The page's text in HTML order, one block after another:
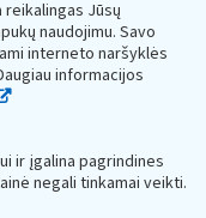
Jūsų
naudojimu. Savo
interneto naršyklės
informacijos
ir įgalina pagrindines
negali tinkamai veikti.
Lietuva, el.paštas:
prie Lietuvos
Juridinių